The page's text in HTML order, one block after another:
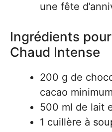
une fête
Ingrédients
Chaud Intense
200 g de
cacao
500 ml de lait
1 cuillère à